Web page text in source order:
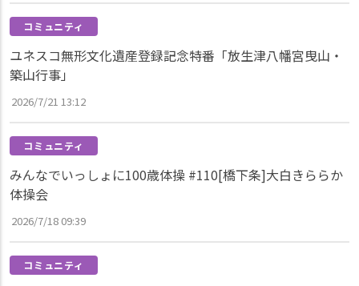
コミュニティ
ユネスコ無形文化遺産登録記念特番「放生津八幡宮曳山・
築山行事」
2026/7/21 13:12
コミュニティ
みんなでいっしょに100歳体操 #110[橋下条]大白きららか
体操会
2026/7/18 09:39
コミュニティ